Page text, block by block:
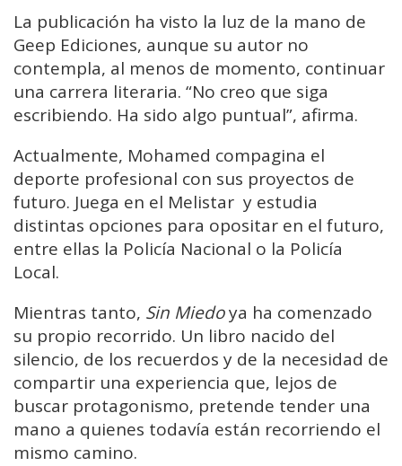
La publicación ha visto la luz de la mano de
Geep Ediciones, aunque su autor no
contempla, al menos de momento, continuar
una carrera literaria. “No creo que siga
escribiendo. Ha sido algo puntual”, afirma.
Actualmente, Mohamed compagina el
deporte profesional con sus proyectos de
futuro. Juega en el Melistar y estudia
distintas opciones para opositar en el futuro,
entre ellas la Policía Nacional o la Policía
Local.
Mientras tanto, Sin Miedoya ha comenzado
su propio recorrido. Un libro nacido del
silencio, de los recuerdos y de la necesidad de
compartir una experiencia que, lejos de
buscar protagonismo, pretende tender una
mano a quienes todavía están recorriendo el
mismo camino.